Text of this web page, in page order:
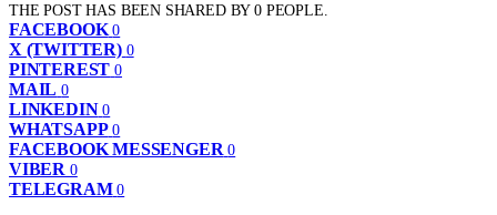
THE POST HAS BEEN SHARED BY0 PEOPLE.
FACEBOOK 0
X (TWITTER) 0
PINTEREST 0
MAIL 0
LINKEDIN 0
WHATSAPP 0
FACEBOOK MESSENGER 0
VIBER 0
TELEGRAM 0